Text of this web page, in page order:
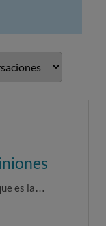
es la
regulada